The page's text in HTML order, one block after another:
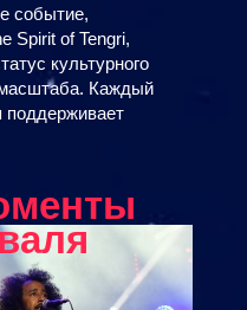
событие,
Spirit of Tengri,
культурного
масштаба. Каждый
поддерживает